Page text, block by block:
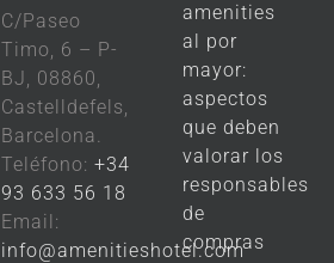
C/Paseo
Timo, 6 – P-
BJ, 08860,
Castelldefels,
Barcelona.
Teléfono:+34
93 633 56 18
Email:
info@amenitieshotel.com
amenities
al por
mayor:
aspectos
que deben
valorar los
responsables
de
compras